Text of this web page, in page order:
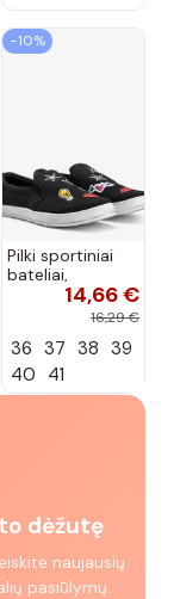
−10%
Pilki sportiniai
bateliai,
„Justice"14,66 €
16,29 €
36 37 38 39
40 41
dėžutę
naujausių
pasiūlymų.